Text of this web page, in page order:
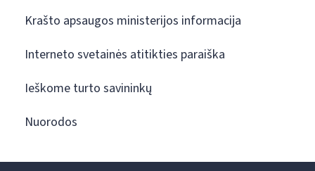
Krašto apsaugos ministerijos informacija
Interneto svetainės atitikties paraiška
Ieškome turto savininkų
Nuorodos